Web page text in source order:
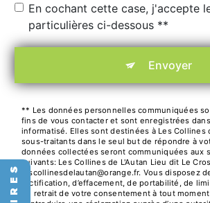
En cochant cette case, j'accepte
particulières ci-dessous **
Envoyer
** Les données personnelles communiquées
fins de vous contacter et sont enregistrées
informatisé. Elles sont destinées à Les Collines
sous-traitants dans le seul but de répondre à
données collectées seront communiquées aux
suivants: Les Collines de L'Autan Lieu dit Le
lescollinesdelautan@orange.fr. Vous disposez
rectification, d’effacement, de portabilité, de
de retrait de votre consentement à tout